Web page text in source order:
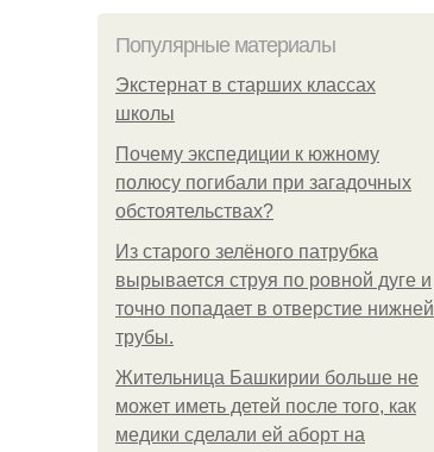
Популярные материалы
Экстернат в старших классах
школы
Почему экспедиции к южному
полюсу погибали при загадочных
обстоятельствах?
Из старого зелёного патрубка
вырывается струя по ровной дуге и
точно попадает в отверстие нижней
трубы.
Жительница Башкирии больше не
может иметь детей после того, как
медики сделали ей аборт на